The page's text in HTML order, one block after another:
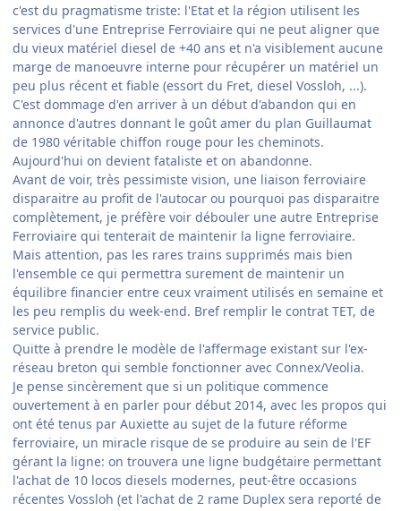
c'est du pragmatisme triste: l'Etat et la région utilisent les
services d'une Entreprise Ferroviaire qui ne peut aligner que
du vieux matériel diesel de +40 ans et n'a visiblement aucune
marge de manoeuvre interne pour récupérer un matériel un
peu plus récent et fiable (essort du Fret, diesel Vossloh, ...).
C'est dommage d'en arriver à un début d'abandon qui en
annonce d'autres donnant le goût amer du plan Guillaumat
de 1980 véritable chiffon rouge pour les cheminots.
Aujourd'hui on devient fataliste et on abandonne.
Avant de voir, très pessimiste vision, une liaison ferroviaire
disparaitre au profit de l'autocar ou pourquoi pas disparaitre
complètement, je préfère voir débouler une autre Entreprise
Ferroviaire qui tenterait de maintenir la ligne ferroviaire.
Mais attention, pas les rares trains supprimés mais bien
l'ensemble ce qui permettra surement de maintenir un
équilibre financier entre ceux vraiment utilisés en semaine et
les peu remplis du week-end. Bref remplir le contrat TET, de
service public.
Quitte à prendre le modèle de l'affermage existant sur l'ex-
réseau breton qui semble fonctionner avec Connex/Veolia.
Je pense sincèrement que si un politique commence
ouvertement à en parler pour début 2014, avec les propos qui
ont été tenus par Auxiette au sujet de la future réforme
ferroviaire, un miracle risque de se produire au sein de l'EF
gérant la ligne: on trouvera une ligne budgétaire permettant
l'achat de 10 locos diesels modernes, peut-être occasions
récentes Vossloh (et l'achat de 2 rame Duplex sera reporté de